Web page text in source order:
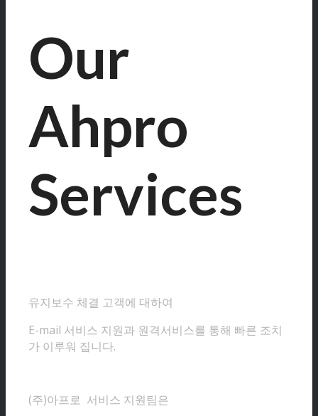
Our
Ahpro
Services
유지보수 체결 고객에 대하여
E-mail 서비스 지원과 원격서비스를 통해 빠른 조치
가 이루워 집니다.
(주)아프로 서비스 지원팀은